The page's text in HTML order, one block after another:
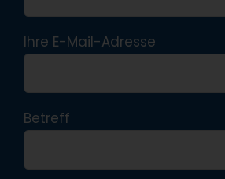
Ihre E-Mail-Adresse
Betreff